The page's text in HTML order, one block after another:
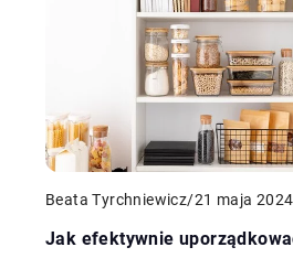
Beata Tyrchniewicz/21 maja 2024
Jak efektywnie